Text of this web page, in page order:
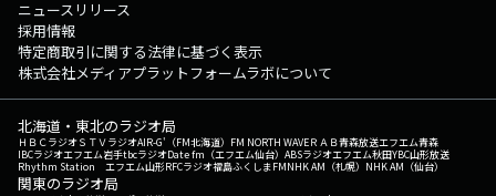
ニュースリリース
採用情報
特定商取引に関する法律に基づく表示
株式会社メディアプラットフォームラボについて
北海道・東北のラジオ局
ＨＢＣラジオＳＴＶラジオAIR-G'（FM北海道） FM NORTH WAVEＲＡＢ青森放送エフエム青森
IBCラジオエフエム岩手tbcラジオDate fm（エフエム仙台） ABSラジオエフエム秋田YBC山形放送
Rhythm Station エフエム山形RFCラジオ福島ふくしまFMNHK AM（札幌） NHK AM（仙台）
関東のラジオ局